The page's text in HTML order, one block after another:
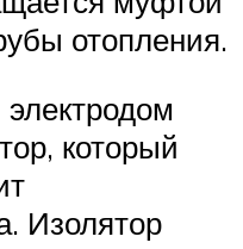
отопления.
который
Изолятор